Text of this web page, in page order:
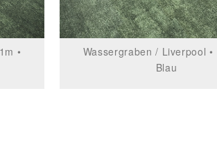
•
Wassergraben / Liverpool •
Blau